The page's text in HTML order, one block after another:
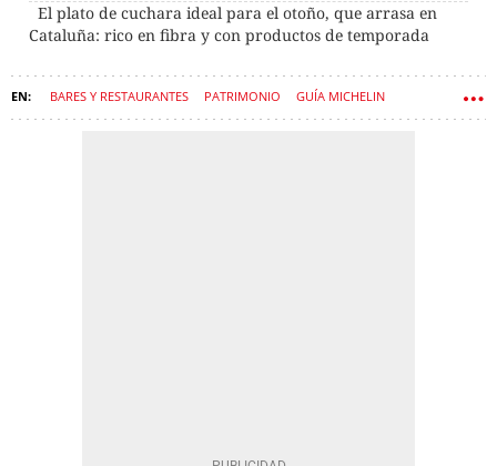
El plato de cuchara ideal para el otoño, que arrasa en
Cataluña: rico en fibra y con productos de temporada
BARES Y RESTAURANTES PATRIMONIO GUÍA MICHELIN